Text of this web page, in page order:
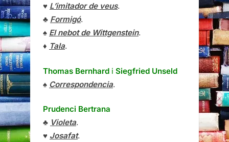
♥ L’imitador de veus.
♣ Formigó.
♠ El nebot de Wittgenstein.
♦ Tala.
Thomas Bernhard i Siegfried Unseld
♠ Correspondencia.
Prudenci Bertrana
♣ Violeta.
♥ Josafat.